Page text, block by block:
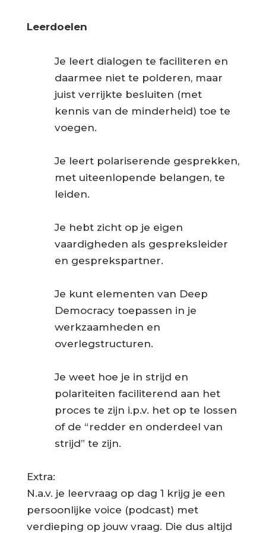
Leerdoelen
Je leert dialogen te faciliteren en
daarmee niet te polderen, maar
juist verrijkte besluiten (met
kennis van de minderheid) toe te
voegen.
Je leert polariserende gesprekken,
met uiteenlopende belangen, te
leiden.
Je hebt zicht op je eigen
vaardigheden als gespreksleider
en gesprekspartner.
Je kunt elementen van Deep
Democracy toepassen in je
werkzaamheden en
overlegstructuren.
Je weet hoe je in strijd en
polariteiten faciliterend aan het
proces te zijn i.p.v. het op te lossen
of de “redder en onderdeel van
strijd” te zijn.
Extra:
N.a.v. je leervraag op dag 1 krijg je een
persoonlijke voice (podcast) met
verdieping op jouw vraag. Die dus altijd